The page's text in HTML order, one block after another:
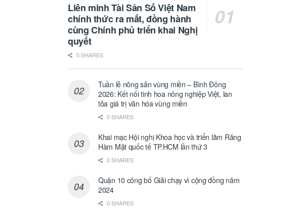
Liên minh Tài Sản Số Việt Nam
chính thức ra mắt, đồng hành
cùng Chính phủ triển khai Nghị
quyết
0 SHARES
Tuần lễ nông sản vùng miền – Bình Đông
2026: Kết nối tinh hoa nông nghiệp Việt, lan
tỏa giá trị văn hóa vùng miền
0 SHARES
Khai mạc Hội nghị Khoa học và triển lãm Răng
Hàm Mặt quốc tế TP.HCM lần thứ 3
0 SHARES
Quận 10 công bố Giải chạy vì cộng đồng năm
2024
0 SHARES